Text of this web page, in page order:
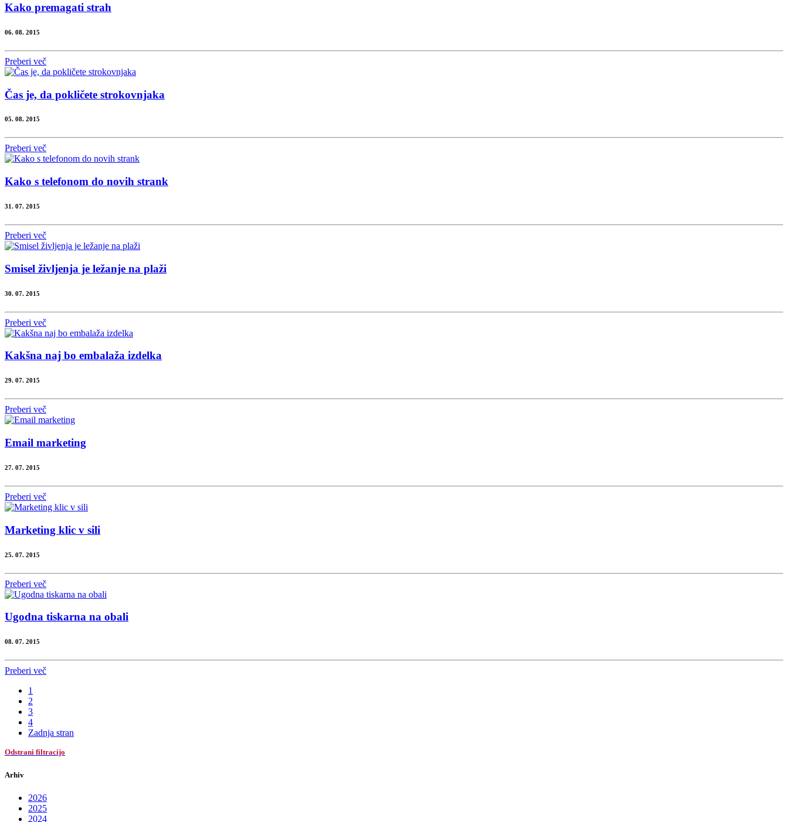
Kako premagati strah
06. 08. 2015
Preberi več
Čas je, da pokličete strokovnjaka
05. 08. 2015
Preberi več
Kako s telefonom do novih strank
31. 07. 2015
Preberi več
Smisel življenja je ležanje na plaži
30. 07. 2015
Preberi več
Kakšna naj bo embalaža izdelka
29. 07. 2015
Preberi več
Email marketing
27. 07. 2015
Preberi več
Marketing klic v sili
25. 07. 2015
Preberi več
Ugodna tiskarna na obali
08. 07. 2015
Preberi več
1
2
3
4
Zadnja stran
Odstrani filtracijo
Arhiv
2026
2025
2024